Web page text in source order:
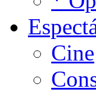
Cine